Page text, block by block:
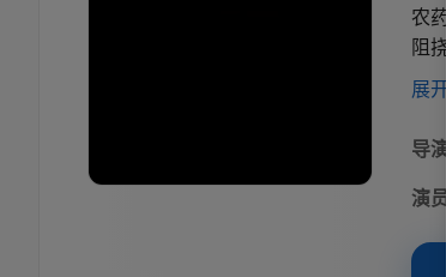
农
阻
与
展
导演
演员